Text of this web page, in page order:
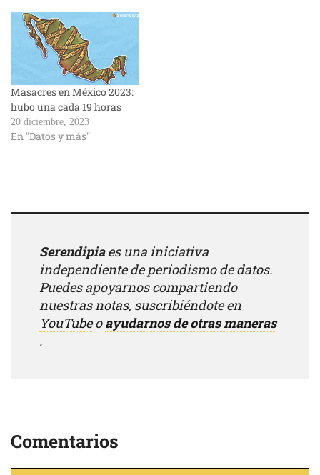
Masacres en México 2023:
hubo una cada 19 horas
20 diciembre, 2023
En "Datos y más"
Serendipiaes una iniciativa
independiente de periodismo de datos.
Puedes apoyarnos compartiendo
nuestras notas, suscribiéndote en
YouTubeoayudarnos de otras maneras
.
Comentarios